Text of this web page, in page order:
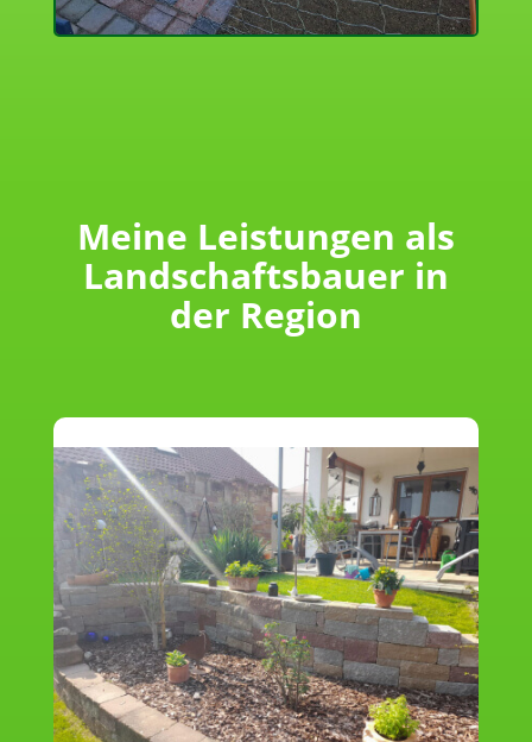
Meine Leistungen als
Landschaftsbauer in
der Region